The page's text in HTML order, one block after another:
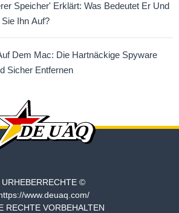
Speicher' Erklärt: Was Bedeutet Er Und
Ihn Auf?
Dem Mac: Die Hartnäckige Spyware
Sicher Entfernen
URHEBERRECHTE ©
www.deuaq.com/
RECHTE VORBEHALTEN